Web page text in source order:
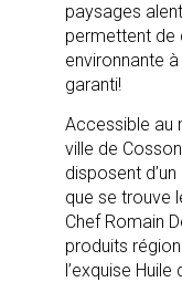
paysages
permettent de
environnante
garanti!
Accessible au
ville de
disposent
que se trouve
Chef Romain
produits
l’exquise